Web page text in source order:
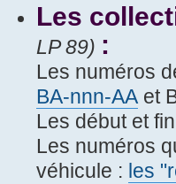
Les
LP 89) :
Les numéros
BA-nnn-AAet
Les début et
Les numéros
véhicule : les